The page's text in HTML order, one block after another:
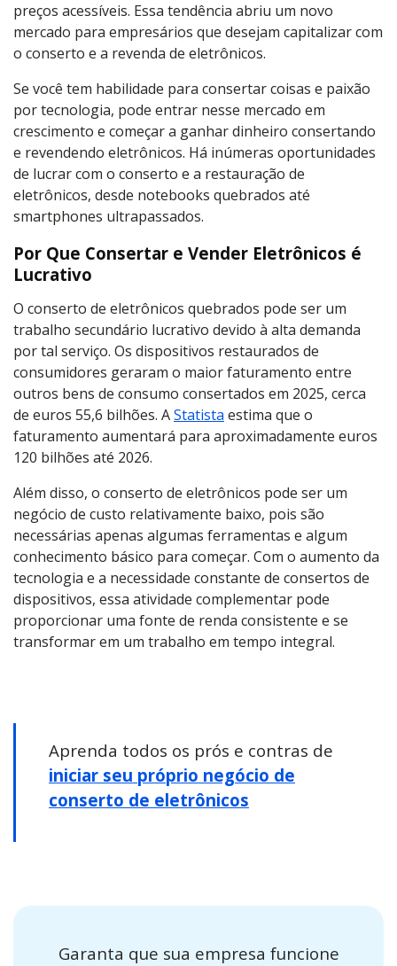
preços acessíveis. Essa tendência abriu um novo
mercado para empresários que desejam capitalizar com
o conserto e a revenda de eletrônicos.
Se você tem habilidade para consertar coisas e paixão
por tecnologia, pode entrar nesse mercado em
crescimento e começar a ganhar dinheiro consertando
e revendendo eletrônicos. Há inúmeras oportunidades
de lucrar com o conserto e a restauração de
eletrônicos, desde notebooks quebrados até
smartphones ultrapassados.
Por Que Consertar e Vender Eletrônicos é
Lucrativo
O conserto de eletrônicos quebrados pode ser um
trabalho secundário lucrativo devido à alta demanda
por tal serviço. Os dispositivos restaurados de
consumidores geraram o maior faturamento entre
outros bens de consumo consertados em 2025, cerca
de euros 55,6 bilhões. AStatista estima que o
faturamento aumentará para aproximadamente euros
120 bilhões até 2026.
Além disso, o conserto de eletrônicos pode ser um
negócio de custo relativamente baixo, pois são
necessárias apenas algumas ferramentas e algum
conhecimento básico para começar. Com o aumento da
tecnologia e a necessidade constante de consertos de
dispositivos, essa atividade complementar pode
proporcionar uma fonte de renda consistente e se
transformar em um trabalho em tempo integral.
Aprenda todos os prós e contras de
iniciar seu próprio negócio de
conserto de eletrônicos
Garanta que sua empresa funcione